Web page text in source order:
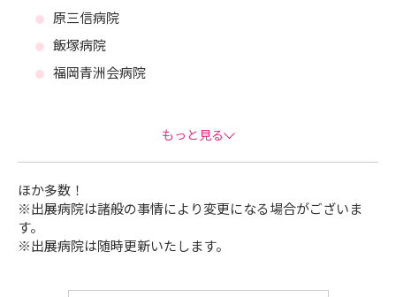
原三信病院
飯塚病院
福岡青洲会病院
福岡県済生会八幡総合病院
新行橋病院
もっと見る
ほか多数！
※出展病院は諸般の事情により変更になる場合がございま
す。
※出展病院は随時更新いたします。